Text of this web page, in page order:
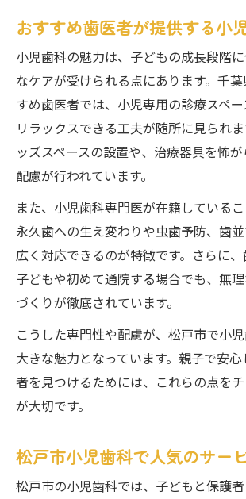
おすすめ歯医者が提供する小
小児歯科の魅力は、子どもの成長段階
なケアが受けられる点にあります。千
すめ歯医者では、小児専用の診療スペ
リラックスできる工夫が随所に見られ
ッズスペースの設置や、治療器具を怖
配慮が行われています。
また、小児歯科専門医が在籍している
永久歯への生え変わりや虫歯予防、歯
広く対応できるのが特徴です。さらに
子どもや初めて通院する場合でも、無
づくりが徹底されています。
こうした専門性や配慮が、松戸市で小
大きな魅力となっています。親子で安
者を見つけるためには、これらの点を
が大切です。
松戸市小児歯科で人気のサー
松戸市の小児歯科では、子どもと保護